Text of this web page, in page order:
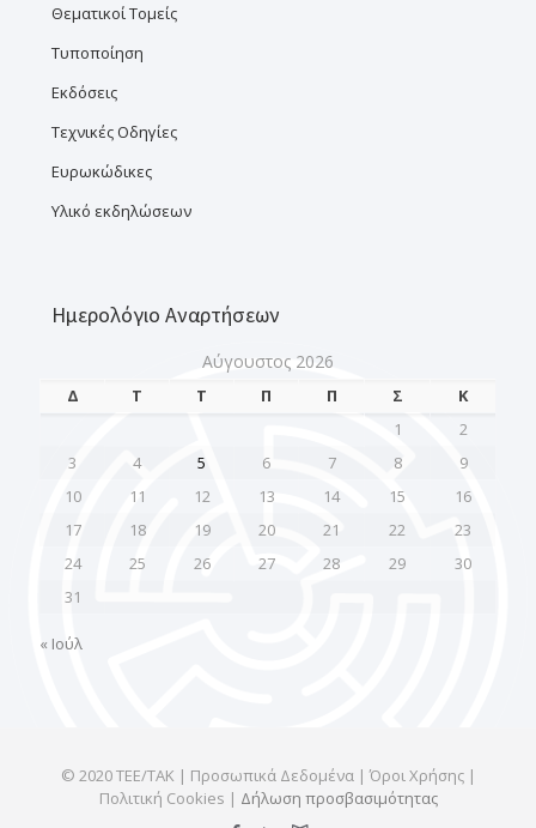
Θεματικοί Τομείς
Τυποποίηση
Εκδόσεις
Τεχνικές Οδηγίες
Ευρωκώδικες
Υλικό εκδηλώσεων
Ημερολόγιο Αναρτήσεων
Αύγουστος 2026
Δ Τ Τ Π Π Σ
Κ
1
2
3
4 5 6 7 8
9
10
11 12 13 14 15
16
17
18 19 20 21 22
23
24
25 26 27 28 29
30
31
« Ιούλ
© 2020 ΤΕΕ/ΤΑΚ | Προσωπικά Δεδομένα | Όροι Χρήσης |
Πολιτική Cookies | Δήλωση προσβασιμότητας